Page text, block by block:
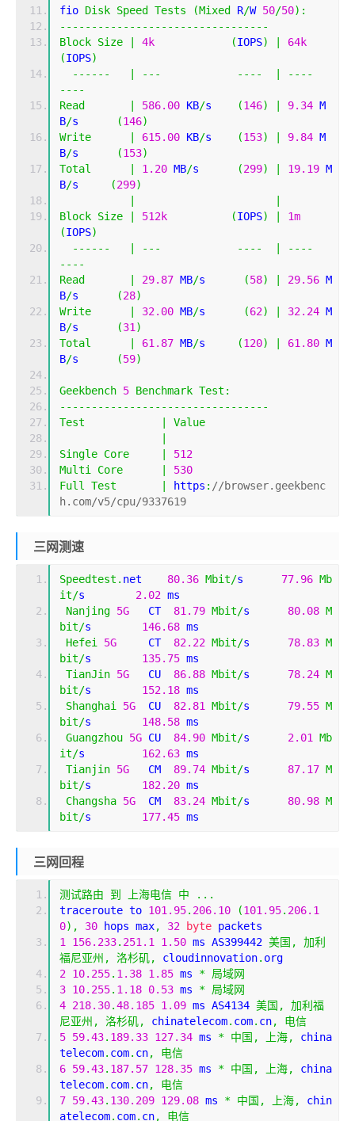
fio Disk Speed Tests (Mixed R/W 50/50):
---------------------------------
Block Size 4k (IOPS)
64k
(IOPS)
------
--- ----
----
----
Read
586.00 KB/s (146) 9.34 M
B/s (146)
Write
615.00 KB/s (153) 9.84 M
B/s (153)
Total
1.20 MB/s (299) 19.19 M
B/s (299)
Block Size 512k (IOPS)
1m
(IOPS)
------
--- ----
----
----
Read
29.87 MB/s (58) 29.56 M
B/s (28)
Write
32.00 MB/s (62) 32.24 M
B/s (31 )
Total
61.87 MB/s (120) 61.80 M
B/s (59)
Geekbench 5 Benchmark Test :
---------------------------------
Test
Value
Single Core
512
Multi
Core
530
Full
Test https : //browser.geekbenc
h.com/v5/cpu/9337619
三网测速
Speedtest . net 80.36 Mbit/s 77.96 Mb
it/s 2.02 ms
Nanjing 5G
   CT
81.79 Mbit/s 80.08 M
bit/s 146.68 ms
Hefei
5G
     CT
82.22 Mbit/s 78.83 M
bit/s 135.75 ms
TianJin 5G
   CU
86.88 Mbit/s 78.24 M
bit/s 152.18 ms
Shanghai
5G
  CU
82.81 Mbit/s 79.55 M
bit/s 148.58 ms
Guangzhou 5G CU 84.90 Mbit/s 2.01
Mb
it/s 162.63 ms
Tianjin 5G
   CM
89.74 Mbit/s 87.17 M
bit/s 182.20 ms
Changsha 5G
  CM
83.24 Mbit/s 80.98 M
bit/s 177.45 ms
三网回程
测试路由 到 上海电信 中
...
traceroute to 101.95. 206.10 (101.95. 206.1
0), 30 hops max, 32 byte packets
1
156.233. 251.1 1.50 ms AS399442 美国,
加利
福尼亚州,
洛杉矶, cloudinnovation. org
2 10.255. 1.38 1.85 ms * 局域网
3 10.255. 1.18 0.53 ms * 局域网
4 218.30.48.185 1.09 ms AS4134 美国,
加利福
尼亚州,
洛杉矶, chinatelecom. com. cn,
电信
5 59.43. 189.33 127.34 ms * 中国, 上海,
china
telecom. com. cn,
电信
6 59.43. 187.57 128.35 ms * 中国, 上海,
china
telecom. com. cn,
电信
7 59.43. 130.209 129.08 ms * 中国, 上海,
chin
atelecom. com. cn, 电信